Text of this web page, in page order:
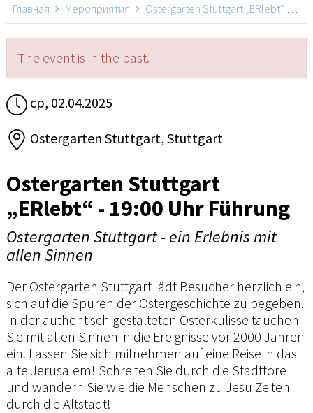
Главная Мероприятия Ostergarten Stuttgart „ERlebt“
The event is in the past.
ср, 02.04.2025
Ostergarten Stuttgart, Stuttgart
Ostergarten Stuttgart
„ERlebt“ - 19:00 Uhr Führung
Ostergarten Stuttgart - ein Erlebnis mit
allen Sinnen
Der Ostergarten Stuttgart lädt Besucher herzlich ein,
sich auf die Spuren der Ostergeschichte zu begeben.
In der authentisch gestalteten Osterkulisse tauchen
Sie mit allen Sinnen in die Ereignisse vor 2000 Jahren
ein. Lassen Sie sich mitnehmen auf eine Reise in das
alte Jerusalem! Schreiten Sie durch die Stadttore
und wandern Sie wie die Menschen zu Jesu Zeiten
durch die Altstadt!